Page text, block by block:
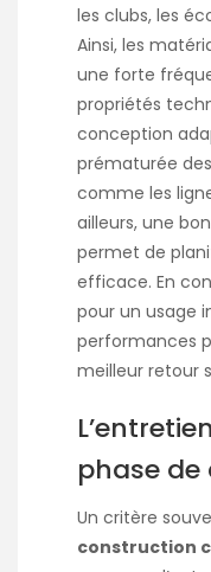
les clubs, les
Ainsi, les
une forte
propriétés
conception
prématurée
comme les
ailleurs, une
permet de
efficace. En
pour un usage
performances
meilleur retour
phase
Un critère
construction